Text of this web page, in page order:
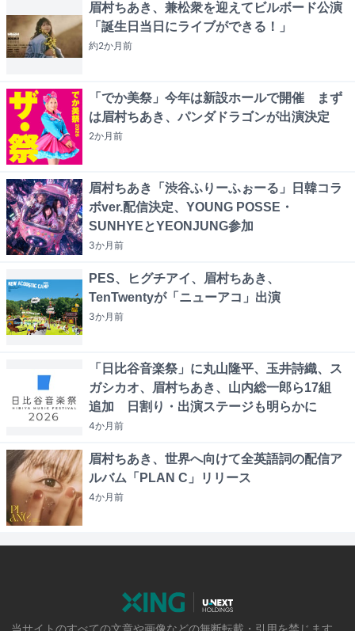
眉村ちあき、兼松衆を迎えてビルボード公演
「誕生日当日にライブができる！」
約2か月前
「でか美祭」今年は新設ホールで開催 まず
は眉村ちあき、パンダドラゴンが出演決定
2か月前
眉村ちあき「渋谷ふりーふぉーる」日韓コラ
ボver.配信決定、YOUNG POSSE・
SUNHYEとYEONJUNG参加
3か月前
PES、ヒグチアイ、眉村ちあき、
TenTwentyが「ニューアコ」出演
3か月前
「日比谷音楽祭」に丸山隆平、玉井詩織、ス
ガシカオ、眉村ちあき、山内総一郎ら17組
追加 日割り・出演ステージも明らかに
4か月前
眉村ちあき、世界へ向けて全英語詞の配信ア
ルバム「PLAN C」リリース
4か月前
当サイトのすべての文章や画像などの無断転載・引用を禁じます。